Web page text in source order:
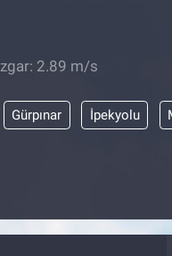
2.89 m/s
Gürpınar İpekyolu